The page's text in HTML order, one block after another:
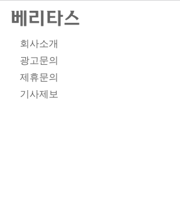
회사소개
광고문의
제휴문의
기사제보